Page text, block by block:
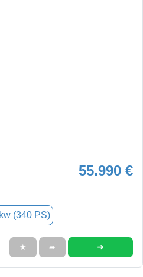
55.990 €
(340 PS)
★ ➦ ➜